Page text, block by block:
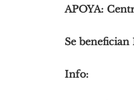
APOYA:
Se benefician
Info: